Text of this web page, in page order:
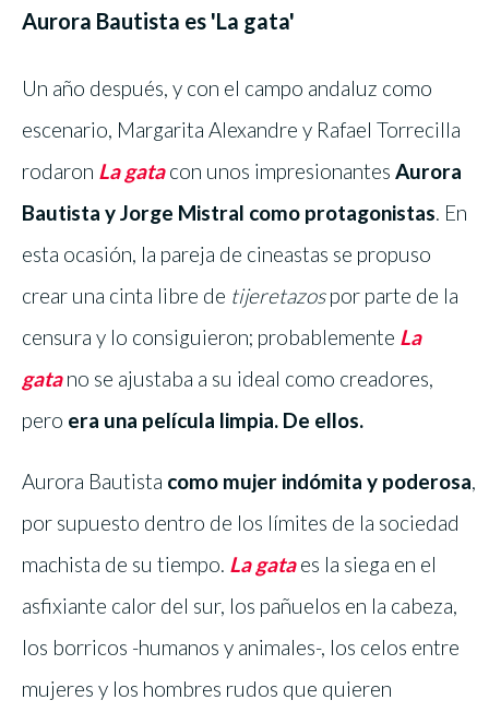
Aurora Bautista es 'La gata'
Un año después, y con el campo andaluz como
escenario, Margarita Alexandre y Rafael Torrecilla
rodaron La gata con unos impresionantes Aurora
Bautista y Jorge Mistral como protagonistas. En
esta ocasión, la pareja de cineastas se propuso
crear una cinta libre de tijeretazos por parte de la
censura y lo consiguieron; probablemente La
gata no se ajustaba a su ideal como creadores,
pero era una película limpia. De ellos.
Aurora Bautista como mujer indómita y poderosa,
por supuesto dentro de los límites de la sociedad
machista de su tiempo. La gata es la siega en el
asfixiante calor del sur, los pañuelos en la cabeza,
los borricos -humanos y animales-, los celos entre
mujeres y los hombres rudos que quieren